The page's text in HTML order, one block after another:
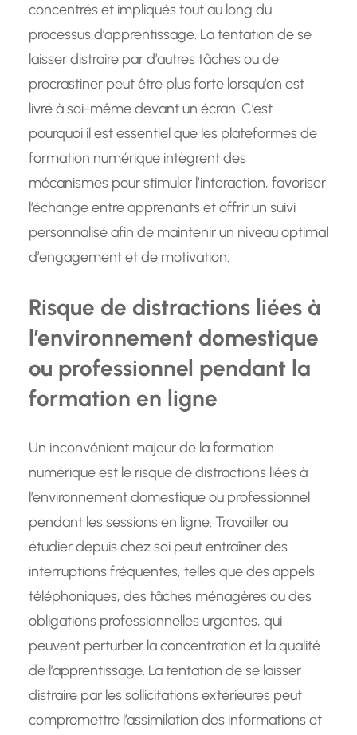
concentrés et impliqués tout au long du
processus d’apprentissage. La tentation de se
laisser distraire par d’autres tâches ou de
procrastiner peut être plus forte lorsqu’on est
livré à soi-même devant un écran. C’est
pourquoi il est essentiel que les plateformes de
formation numérique intègrent des
mécanismes pour stimuler l’interaction, favoriser
l’échange entre apprenants et offrir un suivi
personnalisé afin de maintenir un niveau optimal
d’engagement et de motivation.
Risque de distractions liées à
l’environnement domestique
ou professionnel pendant la
formation en ligne
Un inconvénient majeur de la formation
numérique est le risque de distractions liées à
l’environnement domestique ou professionnel
pendant les sessions en ligne. Travailler ou
étudier depuis chez soi peut entraîner des
interruptions fréquentes, telles que des appels
téléphoniques, des tâches ménagères ou des
obligations professionnelles urgentes, qui
peuvent perturber la concentration et la qualité
de l’apprentissage. La tentation de se laisser
distraire par les sollicitations extérieures peut
compromettre l’assimilation des informations et